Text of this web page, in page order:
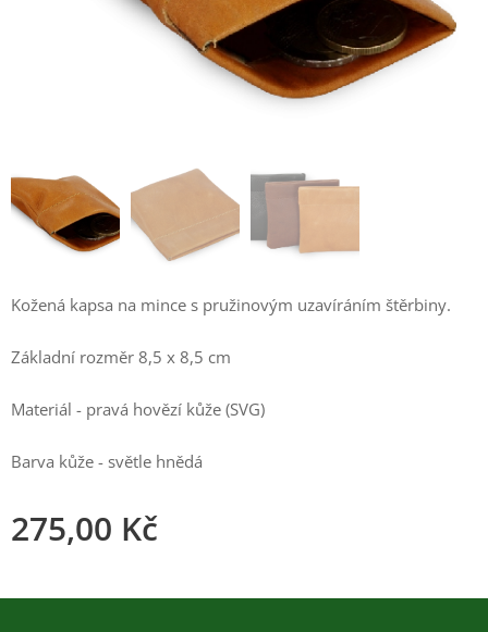
Kožená kapsa na mince s pružinovým uzavíráním štěrbiny.
Základní rozměr 8,5 x 8,5 cm
Materiál - pravá hovězí kůže (SVG)
Barva kůže - světle hnědá
275,00 Kč